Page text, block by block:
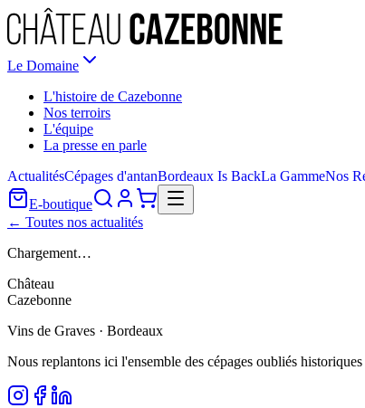
Le Domaine
L'histoire de Cazebonne
Nos terroirs
L'équipe
La presse en parle
ActualitésCépages d'antanBordeaux Is BackLa GammeNos
E-boutique
← Toutes nos actualités
Chargement…
Château
Cazebonne
Vins de Graves · Bordeaux
Nous replantons ici l'ensemble des cépages oubliés